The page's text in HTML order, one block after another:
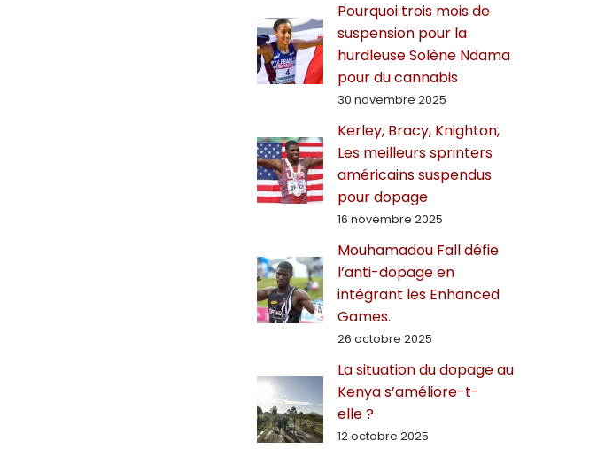
Pourquoi trois mois de
suspension pour la
hurdleuse Solène Ndama
pour du cannabis
30 novembre 2025
Kerley, Bracy, Knighton,
Les meilleurs sprinters
américains suspendus
pour dopage
16 novembre 2025
Mouhamadou Fall défie
l’anti-dopage en
intégrant les Enhanced
Games.
26 octobre 2025
La situation du dopage au
Kenya s’améliore-t-
elle ?
12 octobre 2025